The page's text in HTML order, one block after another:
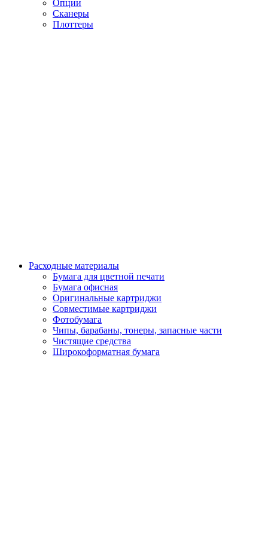
Опции
Сканеры
Плоттеры
Расходные материалы
Бумага для цветной печати
Бумага офисная
Оригинальные картриджи
Совместимые картриджи
Фотобумага
Чипы, барабаны, тонеры, запасные части
Чистящие средства
Широкоформатная бумага